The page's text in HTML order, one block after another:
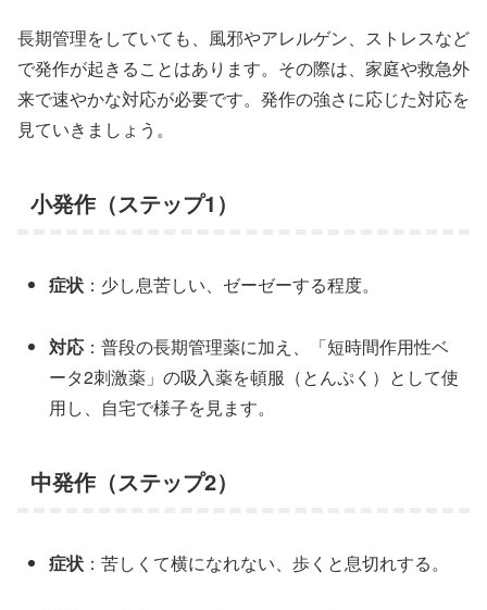
長期管理をしていても、風邪やアレルゲン、ストレスなど
で発作が起きることはあります。その際は、家庭や救急外
来で速やかな対応が必要です。発作の強さに応じた対応を
見ていきましょう。
小発作（ステップ1）
症状 ：少し息苦しい、ゼーゼーする程度。
対応 ：普段の長期管理薬に加え、「短時間作用性ベ
ータ2刺激薬」の吸入薬を頓服（とんぷく）として使
用し、自宅で様子を見ます。
中発作（ステップ2）
症状 ：苦しくて横になれない、歩くと息切れする。